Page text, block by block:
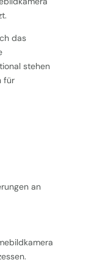
das
stehen
für
an